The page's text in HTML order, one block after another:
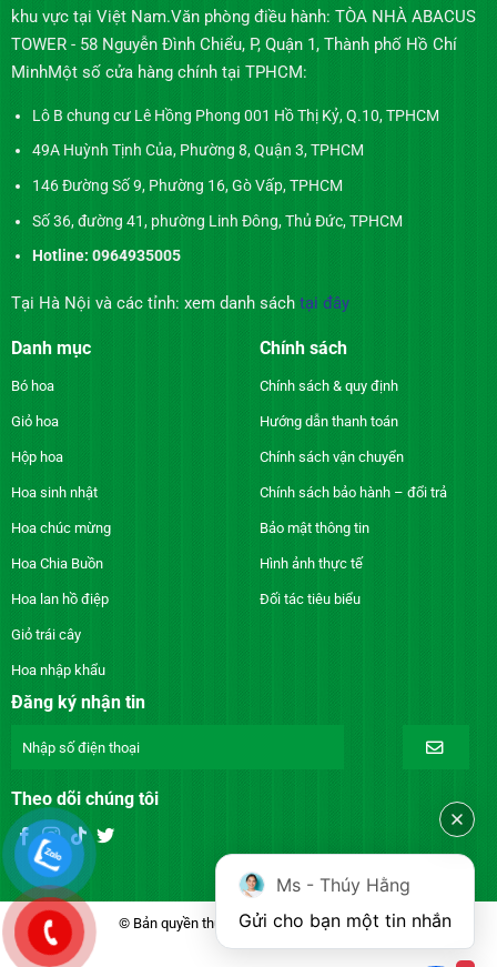
khu vực tại Việt Nam.Văn phòng điều hành: TÒA NHÀ ABACUS
TOWER - 58 Nguyễn Đình Chiểu, P, Quận 1, Thành phố Hồ Chí
MinhMột số cửa hàng chính tại TPHCM:
Lô B chung cư Lê Hồng Phong 001 Hồ Thị Kỷ, Q.10, TPHCM
49A Huỳnh Tịnh Của, Phường 8, Quận 3, TPHCM
146 Đường Số 9, Phường 16, Gò Vấp, TPHCM
Số 36, đường 41, phường Linh Đông, Thủ Đức, TPHCM
Hotline: 0964935005
Tại Hà Nội và các tỉnh: xem danh sách tại đây
Danh mục
Bó hoa
Giỏ hoa
Hộp hoa
Hoa sinh nhật
Hoa chúc mừng
Hoa Chia Buồn
Hoa lan hồ điệp
Giỏ trái cây
Hoa nhập khẩu
Chính sách
Chính sách & quy định
Hướng dẫn thanh toán
Chính sách vận chuyển
Chính sách bảo hành – đổi trả
Bảo mật thông tin
Hình ảnh thực tế
Đối tác tiêu biểu
Đăng ký nhận tin
Theo dõi chúng tôi
© Bản quyền thuộc về DienhoaXANH.com
Ms - Thúy Hằng
Gửi cho bạn một tin nhắn